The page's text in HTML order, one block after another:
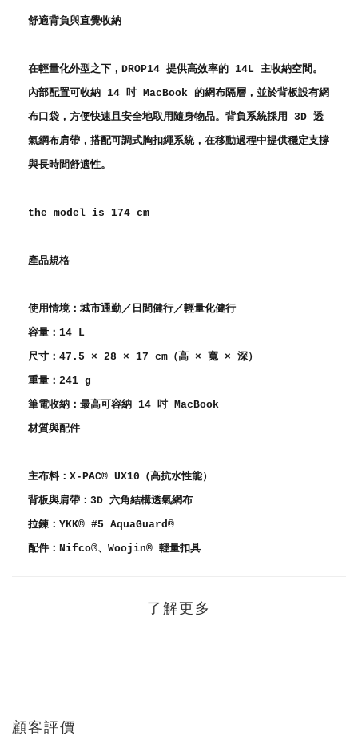
舒適背負與直覺收納
在輕量化外型之下，DROP14 提供高效率的 14L 主收納空間。
內部配置可收納 14 吋 MacBook 的網布隔層，並於背板設有網
布口袋，方便快速且安全地取用隨身物品。背負系統採用 3D 透
氣網布肩帶，搭配可調式胸扣繩系統，在移動過程中提供穩定支撐
與長時間舒適性。
the model is 174 cm
產品規格
使用情境：城市通勤／日間健行／輕量化健行
容量：14 L
尺寸：47.5 × 28 × 17 cm（高 × 寬 × 深）
重量：241 g
筆電收納：最高可容納 14 吋 MacBook
材質與配件
主布料：X-PAC® UX10（高抗水性能）
背板與肩帶：3D 六角結構透氣網布
拉鍊：YKK® #5 AquaGuard®
配件：Nifco®、Woojin® 輕量扣具
了解更多
顧客評價